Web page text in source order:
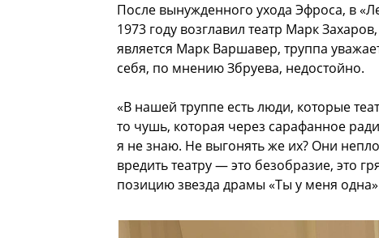
После вынужденного ухода Эфроса, в
1973 году возглавил театр Марк
является Марк Варшавер, труппа
себя, по мнению Збруева, недостойно.
«В нашей труппе есть люди, которые
то чушь, которая через сарафанное
я не знаю. Не выгонять же их? Они
вредить театру — это безобразие, это
позицию звезда драмы «Ты у меня